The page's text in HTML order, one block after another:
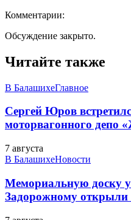
Комментарии:
Обсуждение закрыто.
Читайте также
В БалашихеГлавное
Сергей Юров
моторвагонного депо
7 августа
В БалашихеНовости
Мемориальную доску
Задорожному